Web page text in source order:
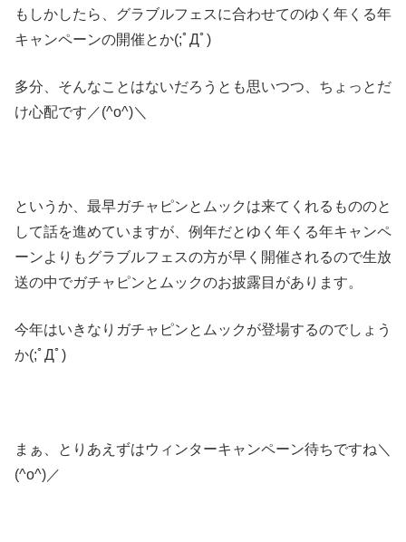
もしかしたら、グラブルフェスに合わせてのゆく年くる年
キャンペーンの開催とか(;ﾟДﾟ)
多分、そんなことはないだろうとも思いつつ、ちょっとだ
け心配です／(^o^)＼
というか、最早ガチャピンとムックは来てくれるもののと
して話を進めていますが、例年だとゆく年くる年キャンペ
ーンよりもグラブルフェスの方が早く開催されるので生放
送の中でガチャピンとムックのお披露目があります。
今年はいきなりガチャピンとムックが登場するのでしょう
か(;ﾟДﾟ)
まぁ、とりあえずはウィンターキャンペーン待ちですね＼
(^o^)／